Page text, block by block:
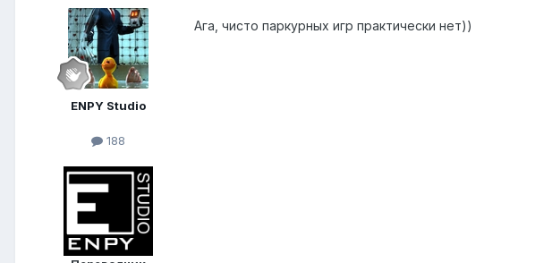
ENPY Studio
188
Ага, чисто паркурных игр практически нет))